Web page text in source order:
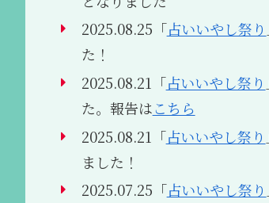
2025.08.25「占いいやし祭り
た！
2025.08.21「占いいやし祭り
た。報告はこちら
2025.08.21「占いいやし祭り
ました！
2025.07.25「占いいやし祭り